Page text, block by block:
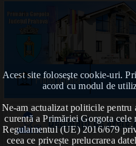
Acest site foloseşte cookie-uri.
acord cu modul de
Ne-am actualizat politicile pentru
curentă a Primăriei Gorgota
Regulamentul (UE) 2016/679
ceea ce privește prelucrarea
Prima pagină
Declarații de avere